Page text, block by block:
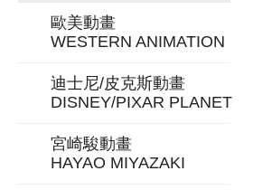
歐美動畫
WESTERN ANIMATION
迪士尼/皮克斯動畫
DISNEY/PIXAR PLANET
宮崎駿動畫
HAYAO MIYAZAKI